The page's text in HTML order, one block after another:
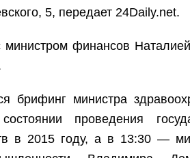
5, передает 24Daily.net.
финансов
брифинг министра
проведения
в 2015 году, а в 13:30 —